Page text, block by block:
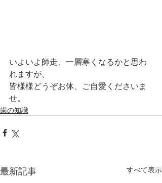
いよいよ師走、一層寒くなるかと思わ
れますが、
皆様様どうぞお体、ご自愛くださいま
せ。
歯の知識
最新記事 すべて表示